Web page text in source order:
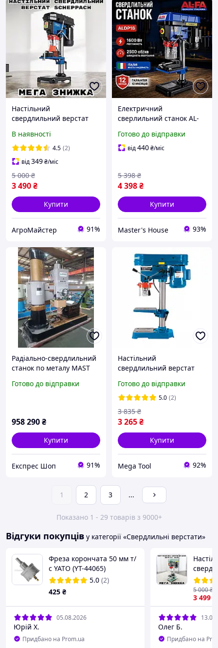
Настільний
свердлильний верстат
об/хв із 5 швидкостями та
лещатами діаметр
свердла до 16 мм
В наявності
4.5 (2)
від349₴/міс
3 490₴
5 000 ₴
Купити
АгроМайстер 91%
Електричний
сверлильний станок AL-
точного свердління 1600
Вт 2500 об/хв Італія
Готово до відправки
від440₴/міс
4 398₴
5 398 ₴
Купити
Master's House 93%
Радіально-свердлильний
станок по металу MAST
потужність 4 кВт
Готово до відправки
958 290₴
Купити
Експрес Шоп 91%
Настільний
свердлильний верстат
для свердління дерева
Готово до відправки
5.0 (2)
3 265₴
3 835 ₴
Купити
Mega Tool 92%
1 2 3 ...
Показано 1 - 29 товарів з 9000+
Відгуки покупців у категорії «Свердлильні верстати»
Фреза корончата 50 мм т/
с YATO (YT-44065)
5.0 (2)
425 ₴
05.08.2026
Юрій Х.
Придбано на Prom.ua
Bosh
хв та
16 мм
3 499
5 000₴
Олег Б.
Придбано на